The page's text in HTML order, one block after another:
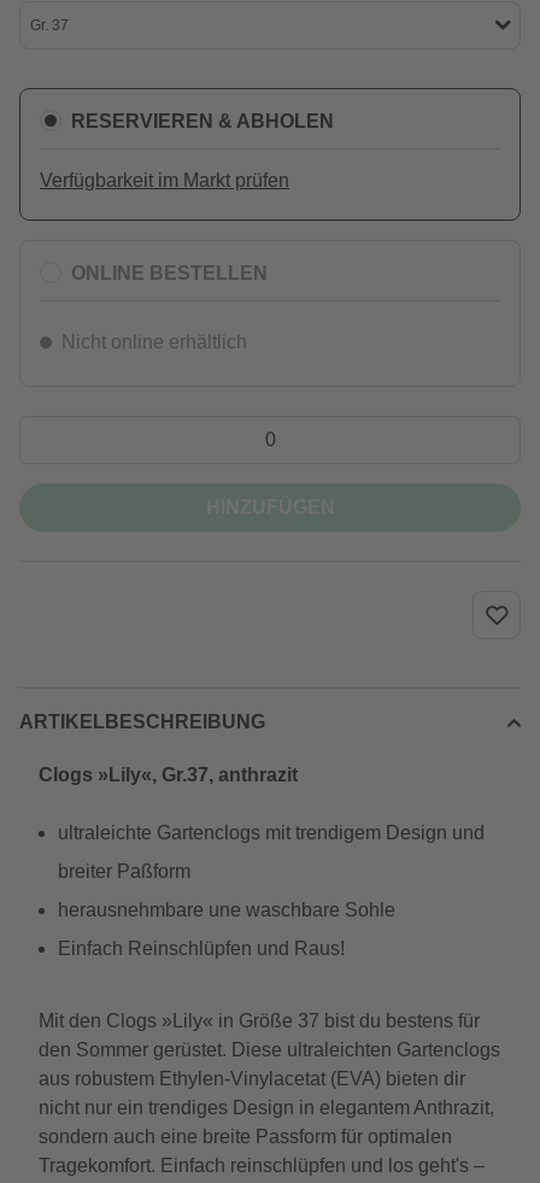
Gr. 37
RESERVIEREN & ABHOLEN
Verfügbarkeit im Markt prüfen
ONLINE BESTELLEN
Nicht online erhältlich
ARTIKELBESCHREIBUNG
Clogs »Lily«, Gr.37, anthrazit
ultraleichte Gartenclogs mit trendigem Design und
breiter Paßform
herausnehmbare une waschbare Sohle
Einfach Reinschlüpfen und Raus!
Mit den Clogs »Lily« in Größe 37 bist du bestens für
den Sommer gerüstet. Diese ultraleichten Gartenclogs
aus robustem Ethylen-Vinylacetat (EVA) bieten dir
nicht nur ein trendiges Design in elegantem Anthrazit,
sondern auch eine breite Passform für optimalen
Tragekomfort. Einfach reinschlüpfen und los geht's –